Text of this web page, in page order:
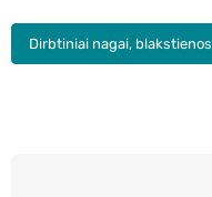
Dirbtiniai nagai, blakstienos